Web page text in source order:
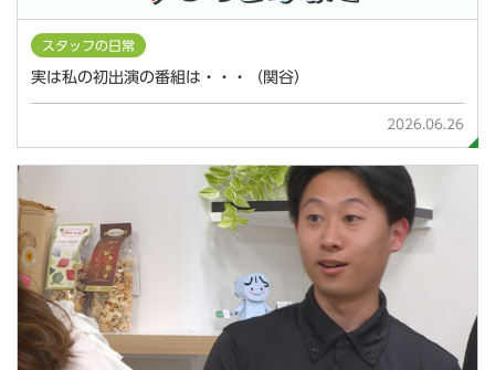
スタッフの日常
実は私の初出演の番組は・・・（関谷）
2026.06.26